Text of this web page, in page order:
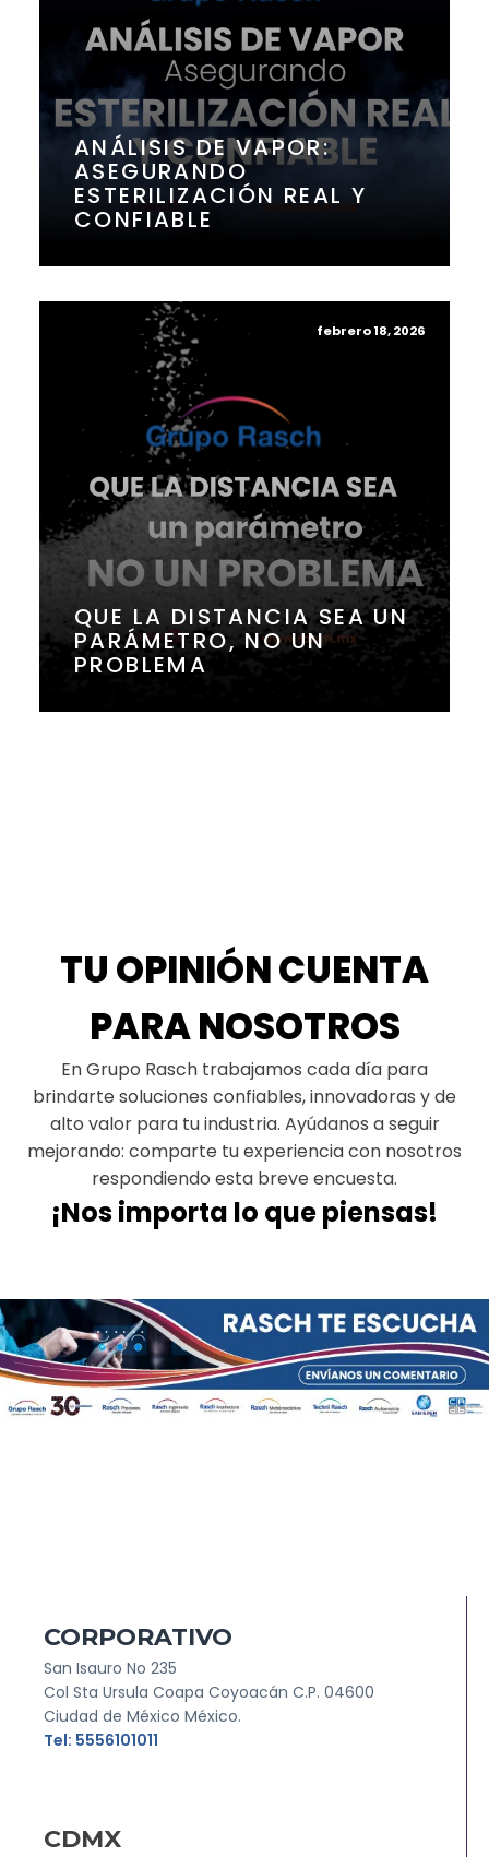
ANÁLISIS DE VAPOR:
ASEGURANDO
ESTERILIZACIÓN REAL Y
CONFIABLE
febrero 18, 2026
QUE LA DISTANCIA SEA UN
PARÁMETRO, NO UN
PROBLEMA
TU OPINIÓN CUENTA
PARA NOSOTROS
En Grupo Rasch trabajamos cada día para
brindarte soluciones confiables, innovadoras y de
alto valor para tu industria. Ayúdanos a seguir
mejorando: comparte tu experiencia con nosotros
respondiendo esta breve encuesta.
¡Nos importa lo que piensas!
CORPORATIVO
San Isauro No 235
Col Sta Ursula Coapa Coyoacán C.P. 04600
Ciudad de México México.
Tel: 5556101011
CDMX